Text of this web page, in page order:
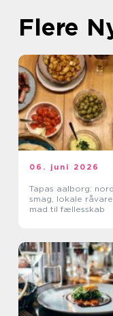
Flere
06. juni 2026
Tapas aalborg:
smag, lokale
mad til fællesskab